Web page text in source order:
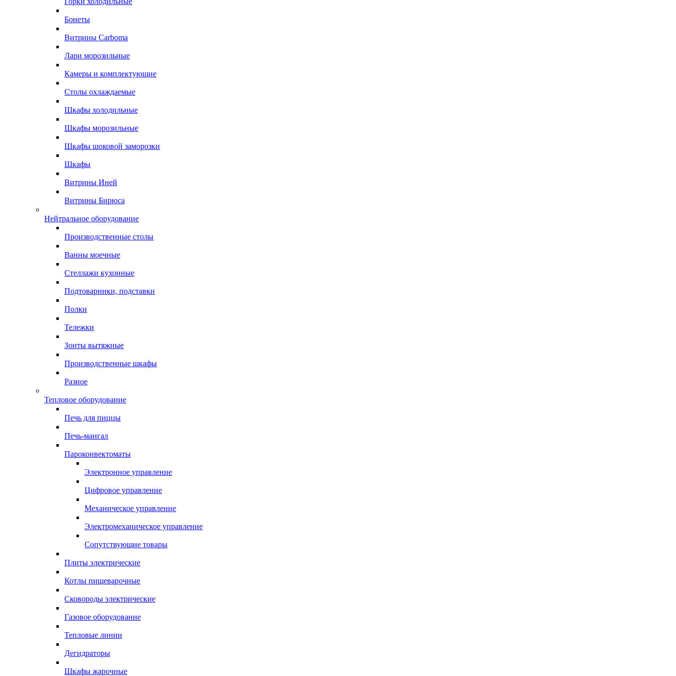
Бонеты
Витрины Carboma
Лари морозильные
Камеры и комплектующие
Столы охлаждаемые
Шкафы холодильные
Шкафы морозильные
Шкафы шоковой заморозки
Шкафы
Витрины Иней
Витрины Бирюса
Нейтральное оборудование
Производственные столы
Ванны моечные
Стеллажи кухонные
Подтоварники, подставки
Полки
Тележки
Зонты вытяжные
Производственные шкафы
Разное
Тепловое оборудование
Печь для пиццы
Печь-мангал
Пароконвектоматы
Электронное управление
Цифровое управление
Механическое управление
Электромеханическое управление
Сопутствующие товары
Плиты электрические
Котлы пищеварочные
Сковороды электрические
Газовое оборудование
Тепловые линии
Дегидраторы
Шкафы жарочные